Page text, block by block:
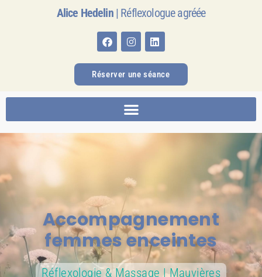
Alice Hedelin| Réflexologue agréée
Réserver une séance
Accompagnement
femmes enceintes
Réflexologie & Massage | Mauvières